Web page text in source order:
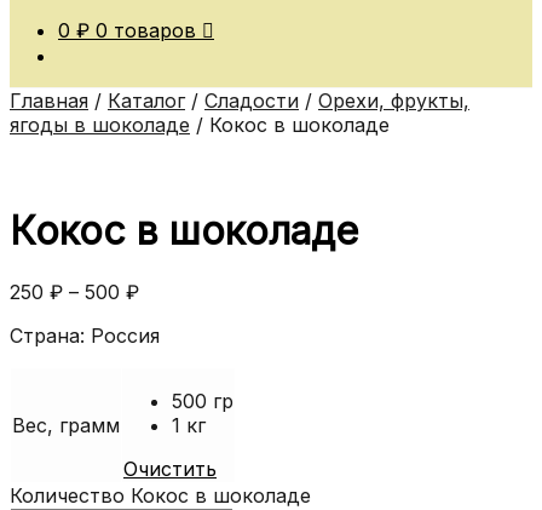
0 ₽ 0 товаров
Главная / Каталог/ Сладости / Орехи, фрукты,
ягоды в шоколаде / Кокос в шоколаде
Кокос в шоколаде
250 ₽ – 500 ₽
Страна: Россия
Вес, грамм
500 гр
1 кг
Очистить
Количество Кокос в шоколаде